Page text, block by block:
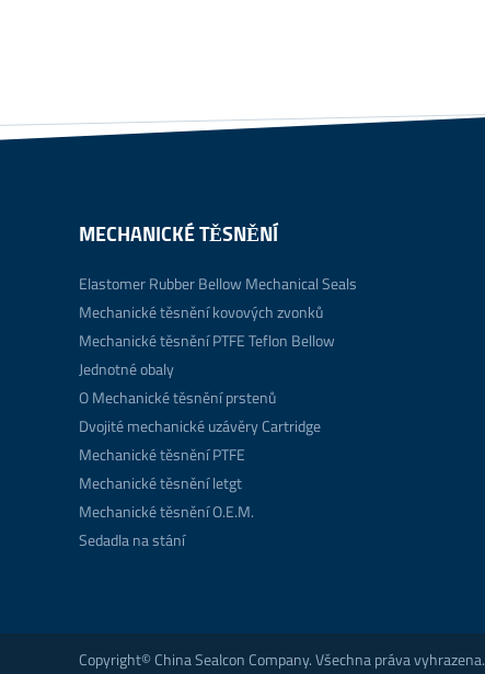
MECHANICKÉ TĚSNĚNÍ
Elastomer Rubber Bellow Mechanical Seals
Mechanické těsnění kovových zvonků
Mechanické těsnění PTFE Teflon Bellow
Jednotné obaly
O Mechanické těsnění prstenů
Dvojité mechanické uzávěry Cartridge
Mechanické těsnění PTFE
Mechanické těsnění letgt
Mechanické těsnění O.E.M.
Sedadla na stání
Copyright© China Sealcon Company.Všechna práva vyhrazena.